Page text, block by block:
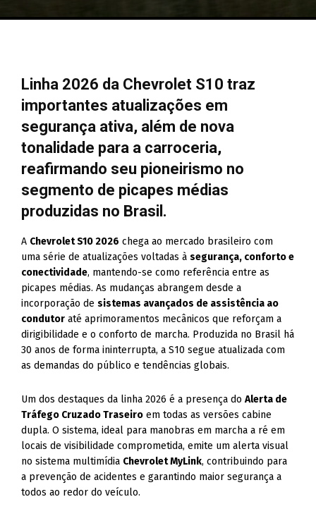
Linha 2026 da Chevrolet S10 traz
importantes atualizações em
segurança ativa, além de nova
tonalidade para a carroceria,
reafirmando seu pioneirismo no
segmento de picapes médias
produzidas no Brasil.
A Chevrolet S10 2026 chega ao mercado brasileiro com
uma série de atualizações voltadas àsegurança, conforto e
conectividade, mantendo-se como referência entre as
picapes médias. As mudanças abrangem desde a
incorporação desistemas avançados de assistência ao
condutor até aprimoramentos mecânicos que reforçam a
dirigibilidade e o conforto de marcha. Produzida no Brasil há
30 anos de forma ininterrupta, a S10 segue atualizada com
as demandas do público e tendências globais.
Um dos destaques da linha 2026 é a presença doAlerta de
Tráfego Cruzado Traseiro em todas as versões cabine
dupla. O sistema, ideal para manobras em marcha a ré em
locais de visibilidade comprometida, emite um alerta visual
no sistema multimídia Chevrolet MyLink, contribuindo para
a prevenção de acidentes e garantindo maior segurança a
todos ao redor do veículo.